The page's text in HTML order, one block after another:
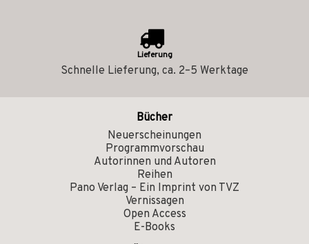
Lieferung
Schnelle Lieferung, ca. 2–5 Werktage
Bücher
Neuerscheinungen
Programmvorschau
Autorinnen und Autoren
Reihen
Pano Verlag – Ein Imprint von TVZ
Vernissagen
Open Access
E-Books